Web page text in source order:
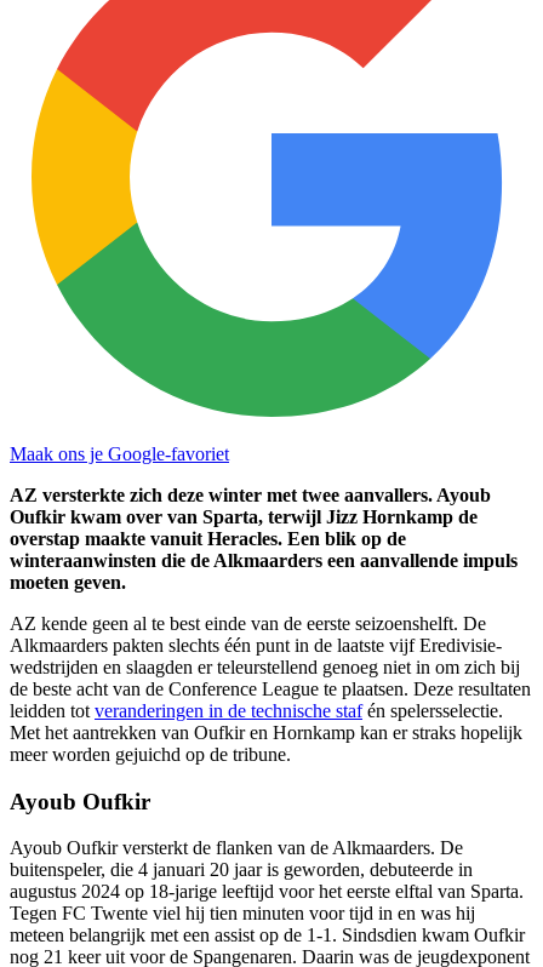
Maak ons je Google-favoriet
AZ versterkte zich deze winter met twee aanvallers. Ayoub
Oufkir kwam over van Sparta, terwijl Jizz Hornkamp de
overstap maakte vanuit Heracles. Een blik op de
winteraanwinsten die de Alkmaarders een aanvallende impuls
moeten geven.
AZ kende geen al te best einde van de eerste seizoenshelft. De
Alkmaarders pakten slechts één punt in de laatste vijf Eredivisie-
wedstrijden en slaagden er teleurstellend genoeg niet in om zich bij
de beste acht van de Conference League te plaatsen. Deze resultaten
leidden tot veranderingen in de technische stafén spelersselectie.
Met het aantrekken van Oufkir en Hornkamp kan er straks hopelijk
meer worden gejuichd op de tribune.
Ayoub Oufkir
Ayoub Oufkir versterkt de flanken van de Alkmaarders. De
buitenspeler, die 4 januari 20 jaar is geworden, debuteerde in
augustus 2024 op 18-jarige leeftijd voor het eerste elftal van Sparta.
Tegen FC Twente viel hij tien minuten voor tijd in en was hij
meteen belangrijk met een assist op de 1-1. Sindsdien kwam Oufkir
nog 21 keer uit voor de Spangenaren. Daarin was de jeugdexponent